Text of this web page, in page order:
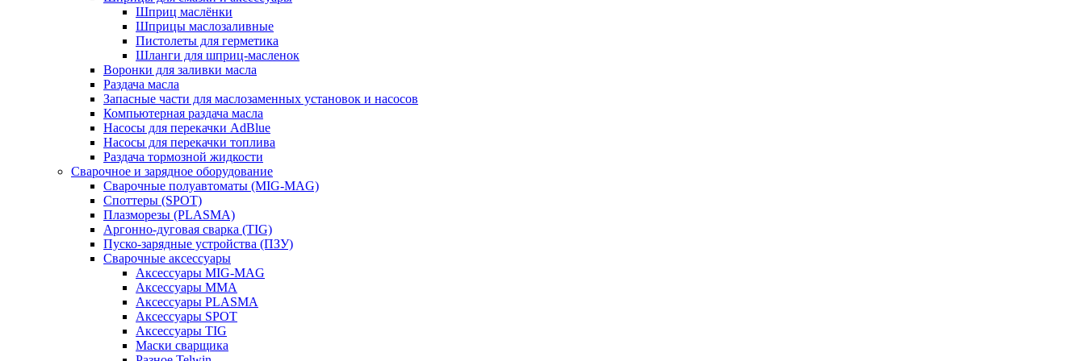
Шприц маслёнки
Шприцы маслозаливные
Пистолеты для герметика
Шланги для шприц-масленок
Воронки для заливки масла
Раздача масла
Запасные части для маслозаменных установок и насосов
Компьютерная раздача масла
Насосы для перекачки AdBlue
Насосы для перекачки топлива
Раздача тормозной жидкости
Сварочное и зарядное оборудование
Сварочные полуавтоматы (MIG-MAG)
Споттеры (SPOT)
Плазморезы (PLASMA)
Аргонно-дуговая сварка (TIG)
Пуско-зарядные устройства (ПЗУ)
Сварочные аксессуары
Аксессуары MIG-MAG
Аксессуары MMA
Аксессуары PLASMA
Аксессуары SPOT
Аксессуары TIG
Маски сварщика